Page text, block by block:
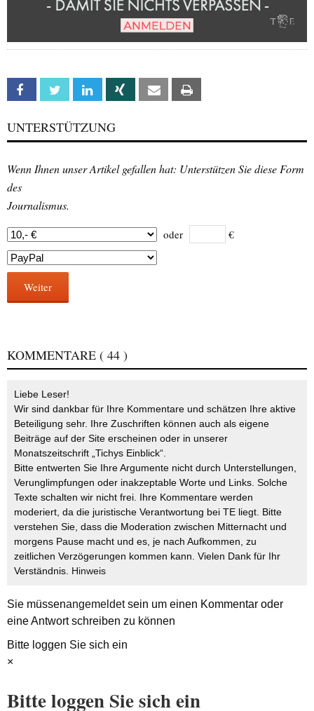
Facebook Twitter Linkedin Xing Email
UNTERSTÜTZUNG
Wenn Ihnen unser Artikel gefallen hat: Unterstützen Sie diese Form
des
Journalismus.
oder €
Weiter
KOMMENTARE ( 44 )
Liebe Leser!
Wir sind dankbar für Ihre Kommentare und schätzen Ihre aktive
Beteiligung sehr. Ihre Zuschriften können auch als eigene
Beiträge auf der Site erscheinen oder in unserer
Monatszeitschrift „Tichys Einblick“.
Bitte entwerten Sie Ihre Argumente nicht durch Unterstellungen,
Verunglimpfungen oder inakzeptable Worte und Links. Solche
Texte schalten wir nicht frei. Ihre Kommentare werden
moderiert, da die juristische Verantwortung bei TE liegt. Bitte
verstehen Sie, dass die Moderation zwischen Mitternacht und
morgens Pause macht und es, je nach Aufkommen, zu
zeitlichen Verzögerungen kommen kann. Vielen Dank für Ihr
Verständnis. Hinweis
Sie müssenangemeldetsein um einen Kommentar oder
eine Antwort schreiben zu können
Bitte loggen Sie sich ein
×
Bitte loggen Sie sich ein